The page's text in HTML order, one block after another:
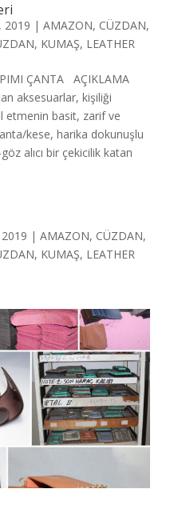
2019 | AMAZON, CÜZDAN,
, KUMAŞ, LEATHER
ÇANTA AÇIKLAMA
aksesuarlar, kişiliği
etmenin basit, zarif ve
kese, harika dokunuşlu
alıcı bir çekicilik katan
| AMAZON, CÜZDAN,
, KUMAŞ, LEATHER